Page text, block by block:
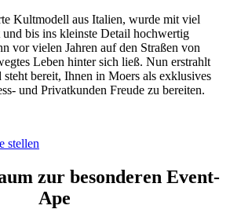
Kultmodell aus Italien, wurde mit viel
und bis ins kleinste Detail hochwertig
vor vielen Jahren auf den Straßen von
Leben hinter sich ließ. Nun erstrahlt
bereit, Ihnen in Moers als exklusives
und Privatkunden Freude zu bereiten.
stellen
zur besonderen Event-
Ape